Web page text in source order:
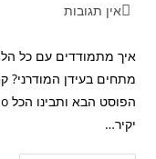
תגובות:
אין תגובות
יקיר…